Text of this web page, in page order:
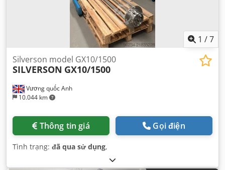
1 /7
Vương quốc Anh
10.044 km
Silverson model GX10/1500
SILVERSON GX10/1500
Thông tin giá Gọi điện
Tình trạng: đã qua sử dụng,